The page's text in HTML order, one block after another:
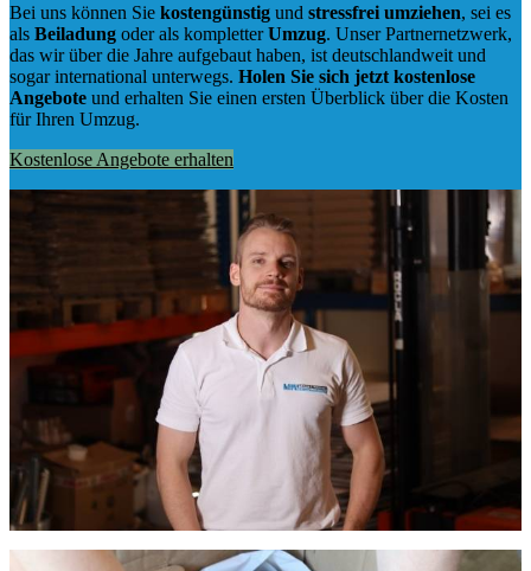
Bei uns können Sie kostengünstig und stressfrei umziehen, sei es
als Beiladung oder als kompletterUmzug. Unser Partnernetzwerk,
das wir über die Jahre aufgebaut haben, ist deutschlandweit und
sogar international unterwegs. Holen Sie sich jetzt kostenlose
Angebote und erhalten Sie einen ersten Überblick über die Kosten
für Ihren Umzug.
Kostenlose Angebote erhalten